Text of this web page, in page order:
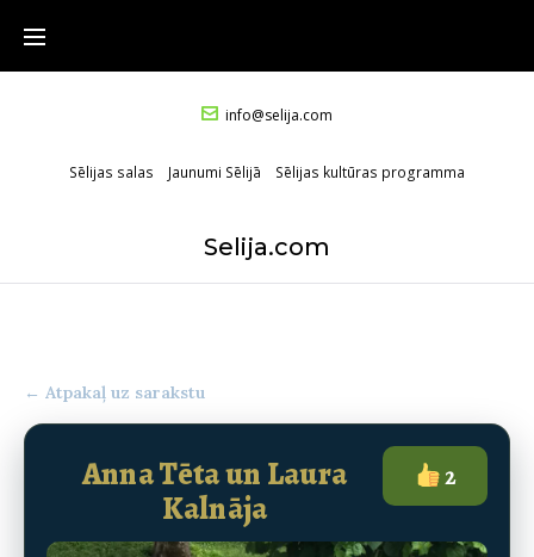
info@selija.com
Sēlijas salas Jaunumi Sēlijā Sēlijas kultūras programma
Selija.com
← Atpakaļ uz sarakstu
Anna Tēta un Laura
Kalnāja
2